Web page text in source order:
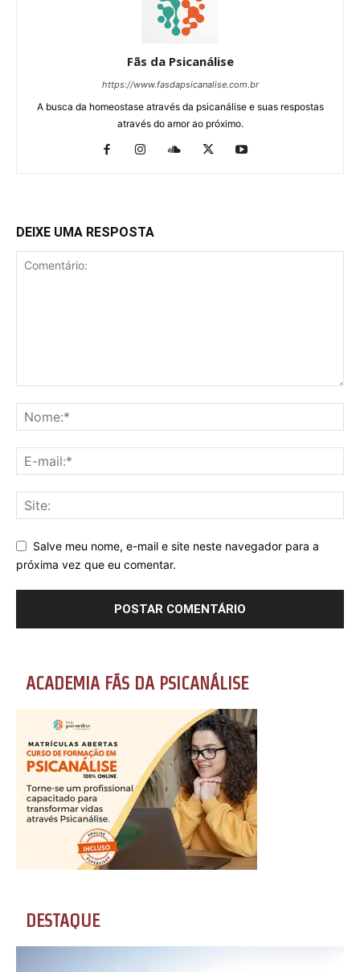
Fãs da Psicanálise
https://www.fasdapsicanalise.com.br
A busca da homeostase através da psicanálise e suas respostas
através do amor ao próximo.
DEIXE UMA RESPOSTA
Salve meu nome, e-mail e site neste navegador para a
próxima vez que eu comentar.
ACADEMIA FÃS DA PSICANÁLISE
DESTAQUE